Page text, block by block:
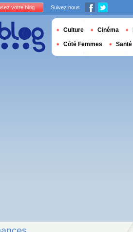
votre blog Suivez nous
Culture Cinéma
Côté Femmes Santé